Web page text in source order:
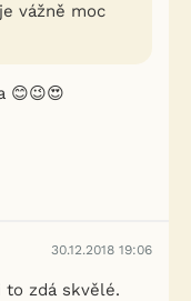
vážně moc
😊😉😍
30.12.2018 19:06
to zdá skvělé.